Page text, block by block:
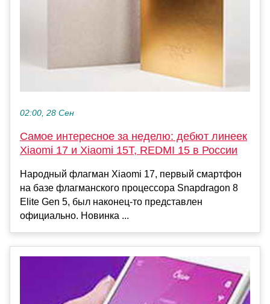
02:00, 28 Сен
Самое интересное за неделю: дебют линеек
Xiaomi 17 и Xiaomi 15T, REDMI 15 в России
Народный флагман Xiaomi 17, первый смартфон
на базе флагманского процессора Snapdragon 8
Elite Gen 5, был наконец-то представлен
официально. Новинка ...